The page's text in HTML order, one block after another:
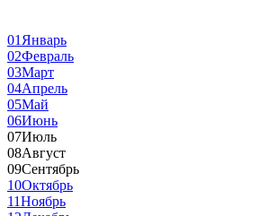
01 Январь
02Февраль
03Март
04Апрель
05Май
06Июнь
07Июль
08Август
09Сентябрь
10Октябрь
11Ноябрь